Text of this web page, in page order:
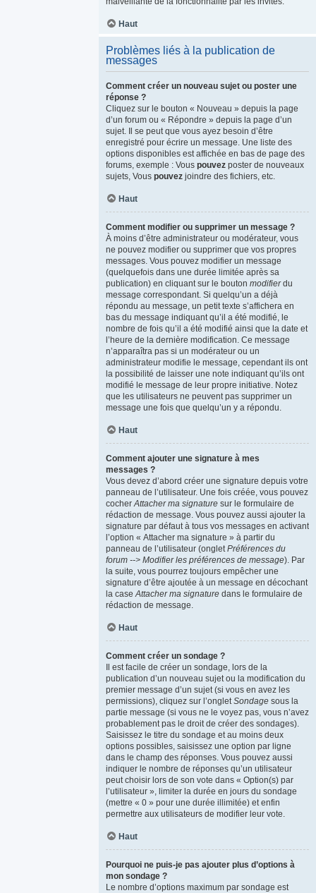
Haut
Problèmes liés à la publication de
messages
Comment créer un nouveau sujet ou poster une
réponse ?
Cliquez sur le bouton « Nouveau » depuis la page
d’un forum ou « Répondre » depuis la page d’un
sujet. Il se peut que vous ayez besoin d’être
enregistré pour écrire un message. Une liste des
options disponibles est affichée en bas de page des
forums, exemple : Vous pouvez poster de nouveaux
sujets, Vous pouvez joindre des fichiers, etc.
Haut
Comment modifier ou supprimer un message ?
À moins d’être administrateur ou modérateur, vous
ne pouvez modifier ou supprimer que vos propres
messages. Vous pouvez modifier un message
(quelquefois dans une durée limitée après sa
publication) en cliquant sur le bouton modifierdu
message correspondant. Si quelqu’un a déjà
répondu au message, un petit texte s’affichera en
bas du message indiquant qu’il a été modifié, le
nombre de fois qu’il a été modifié ainsi que la date et
l’heure de la dernière modification. Ce message
n’apparaîtra pas si un modérateur ou un
administrateur modifie le message, cependant ils ont
la possibilité de laisser une note indiquant qu’ils ont
modifié le message de leur propre initiative. Notez
que les utilisateurs ne peuvent pas supprimer un
message une fois que quelqu’un y a répondu.
Haut
Comment ajouter une signature à mes
messages ?
Vous devez d’abord créer une signature depuis votre
panneau de l’utilisateur. Une fois créée, vous pouvez
cocherAttacher ma signature sur le formulaire de
rédaction de message. Vous pouvez aussi ajouter la
signature par défaut à tous vos messages en activant
l’option « Attacher ma signature » à partir du
panneau de l’utilisateur (ongletPréférences du
forum --> Modifier les préférences de message). Par
la suite, vous pourrez toujours empêcher une
signature d’être ajoutée à un message en décochant
la caseAttacher ma signature dans le formulaire de
rédaction de message.
Haut
Comment créer un sondage ?
Il est facile de créer un sondage, lors de la
publication d’un nouveau sujet ou la modification du
premier message d’un sujet (si vous en avez les
permissions), cliquez sur l’ongletSondage sous la
partie message (si vous ne le voyez pas, vous n’avez
probablement pas le droit de créer des sondages).
Saisissez le titre du sondage et au moins deux
options possibles, saisissez une option par ligne
dans le champ des réponses. Vous pouvez aussi
indiquer le nombre de réponses qu’un utilisateur
peut choisir lors de son vote dans « Option(s) par
l’utilisateur », limiter la durée en jours du sondage
(mettre « 0 » pour une durée illimitée) et enfin
permettre aux utilisateurs de modifier leur vote.
Haut
Pourquoi ne puis-je pas ajouter plus d’options à
mon sondage ?
Le nombre d’options maximum par sondage est